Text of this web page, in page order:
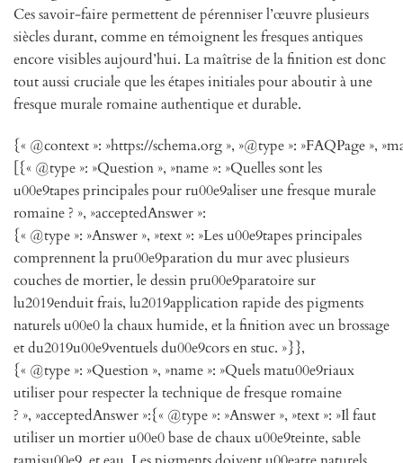
Ces savoir-faire permettent de pérenniser l’œuvre plusieurs
siècles durant, comme en témoignent les fresques antiques
encore visibles aujourd’hui. La maîtrise de la finition est donc
tout aussi cruciale que les étapes initiales pour aboutir à une
fresque murale romaine authentique et durable.
{« @context »: »https://schema.org », »@type »: »FAQPage »,
[{« @type »: »Question », »name »: »Quelles sont les
u00e9tapes principales pour ru00e9aliser une fresque murale
romaine ? », »acceptedAnswer »:
{« @type »: »Answer », »text »: »Les u00e9tapes principales
comprennent la pru00e9paration du mur avec plusieurs
couches de mortier, le dessin pru00e9paratoire sur
lu2019enduit frais, lu2019application rapide des pigments
naturels u00e0 la chaux humide, et la finition avec un brossage
et du2019u00e9ventuels du00e9cors en stuc. »}},
{« @type »: »Question », »name »: »Quels matu00e9riaux
utiliser pour respecter la technique de fresque romaine
? », »acceptedAnswer »:{« @type »: »Answer », »text »: »Il faut
utiliser un mortier u00e0 base de chaux u00e9teinte, sable